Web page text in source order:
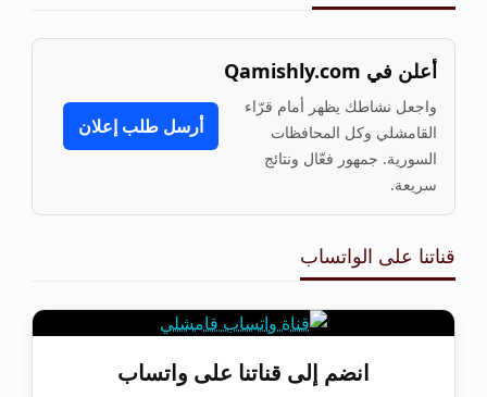
أعلن في Qamishly.com
واجعل نشاطك يظهر أمام قرّاء
القامشلي وكل المحافظات
السورية. جمهور فعّال ونتائج
سريعة.
أرسل طلب إعلان
قناتنا على الواتساب
انضم إلى قناتنا على واتساب